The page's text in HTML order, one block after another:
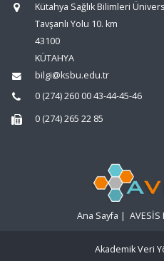
Kütahya Sağlık Bilimleri
Tavşanlı Yolu 10. km
43100
KÜTAHYA
bilgi@ksbu.edu.tr
0 (274) 260 00 43-44-45-46
0 (274) 265 22 85
Ana Sayfa | AVESİS
Akademik Veri